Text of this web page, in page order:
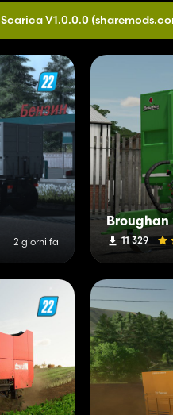
Scarica V1.0.0.0
2 giorni fa
Broughan
11 329